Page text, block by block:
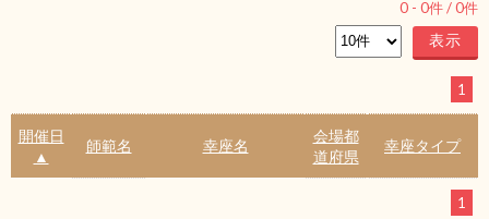
0 - 0件 /0件
1
開催日
▲
師範名 幸座名
会場都
道府県
幸座タイプ
1